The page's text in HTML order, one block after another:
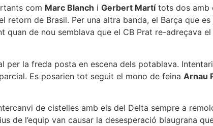
com Marc Blanch i Gerbert Martítots dos amb
de Brasil. Per una altra banda, el Barça que
quan de nou semblava que el CB Prat re-adreçava
per la freda posta en escena dels potablava.
Es posarien tot seguit el mono de feina Arnau
de cistelles amb els del Delta sempre a
de l’equip van causar la desesperació blaugrana